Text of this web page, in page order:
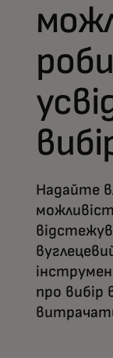
Надайте
про